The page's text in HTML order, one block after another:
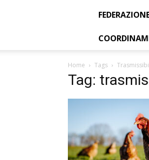
Home Tags
Tag: